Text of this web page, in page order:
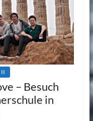
II
– Besuch
in